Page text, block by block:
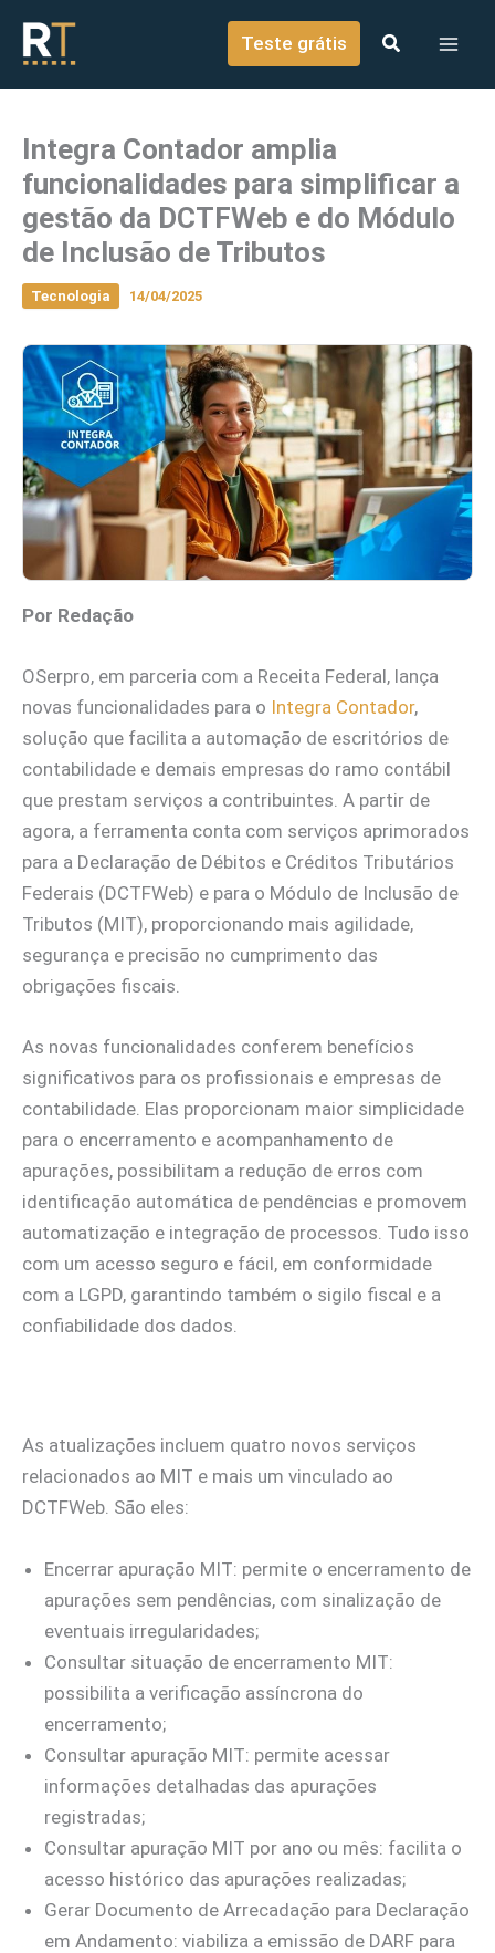
conteúdo
Teste grátis
Integra Contador amplia
funcionalidades para simplificar a
gestão da DCTFWeb e do Módulo
de Inclusão de Tributos
Tecnologia 14/04/2025
Por Redação
OSerpro, em parceria com a Receita Federal, lança
novas funcionalidades para o Integra Contador,
solução que facilita a automação de escritórios de
contabilidade e demais empresas do ramo contábil
que prestam serviços a contribuintes. A partir de
agora, a ferramenta conta com serviços aprimorados
para a Declaração de Débitos e Créditos Tributários
Federais (DCTFWeb) e para o Módulo de Inclusão de
Tributos (MIT), proporcionando mais agilidade,
segurança e precisão no cumprimento das
obrigações fiscais.
As novas funcionalidades conferem benefícios
significativos para os profissionais e empresas de
contabilidade. Elas proporcionam maior simplicidade
para o encerramento e acompanhamento de
apurações, possibilitam a redução de erros com
identificação automática de pendências e promovem
automatização e integração de processos. Tudo isso
com um acesso seguro e fácil, em conformidade
com a LGPD, garantindo também o sigilo fiscal e a
confiabilidade dos dados.
As atualizações incluem quatro novos serviços
relacionados ao MIT e mais um vinculado ao
DCTFWeb. São eles:
Encerrar apuração MIT: permite o encerramento de
apurações sem pendências, com sinalização de
eventuais irregularidades;
Consultar situação de encerramento MIT:
possibilita a verificação assíncrona do
encerramento;
Consultar apuração MIT: permite acessar
informações detalhadas das apurações
registradas;
Consultar apuração MIT por ano ou mês: facilita o
acesso histórico das apurações realizadas;
Gerar Documento de Arrecadação para Declaração
em Andamento: viabiliza a emissão de DARF para